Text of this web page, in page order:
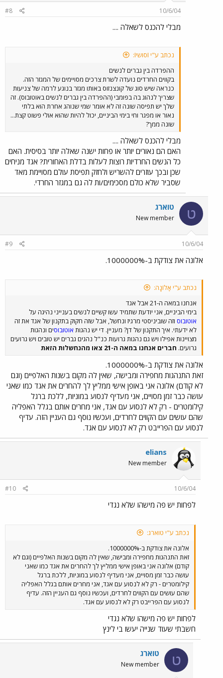
10/6/04
#8
מבלי להכנס לשאלה ....
נכתב ע"י IסושיI:
ההפרדה בין גברים לנשים
בקווים החרדים נועדה לשרת צרכים מסויימים של המגזר הזה.
כנראה שיש סוג של קונצנזוס באותו מגזר בנוגע לרמה של צניעות
שצריך לנהוג בה בפומבי (ההפרדה בין גברים לנשים באוטובוס). זה
שלך יש תפיסה שונה זה לא אומר שמי שנוהג אחרת הוא בלתי
נאור או מפגר וחי בימי הביניים, יכול להיות שהוא אולי פשוט קצת...
שונה ממך?
מבלי להכנס לשאלה ....
האם הם נאורים יותר או פחות ישנה שאלה יותר בסיסית. האם
כל הנשים החרדיות רוצות לעלות בדלת האחורית? אגד מניחים
שכן ובכך עוזרים להשריש ולחזק תפיסת עולם מסויימת מאד
שסביר שלא כולם מסכימים/ות לה גם במגזר החרדי.
ט טוארג
New member
10/6/04
#9
אלונה את צודקת ב-1000000%.
נכתב ע"י אָלוֹנָה:
אנחנו במאה ה-21 אבל אגד
בימי הביניים, אני יודעת שתמיד עשו קשיים לנשים בענייני נהיגה על
אוטובוס וזה שוביניסטי מרגיז ונחשל, אבל שזה חקוק בתקנון של אגד את זה
לא ידעתי. איך התקנון של דן? מעניין. די יש נהגות אוטובוסים ונהגות
מצויינות אפילו ויש גם נהגות גרועות כנ"ל נהגים גברים יש טובים ויש גרועים
גרועים. חברים אנחנו במאה ה-21 צאו מהנחשלות הזאת
אלונה את צודקת ב-1000000%.
זאת התנהגות מחפירה ומבישה, שאין לה מקום בשנות האלפיים (וגם
לא קודם) אלונה אני באופן אישי ממליץ לך להחרים את אגד כמו שאני
עושה כבר זמן מסויים, אני מעדיף לנסוע במוניות, ללכת ברגל
קילומטרים - רק לא לנסוע עם אגד, אני מחרים אותם בגלל האפליה
שהם עושים עם הקווים לחרדים, ועכשיו נוסף גם העניין הזה. עדיף
לנסוע עם הפרייבט רק לא לנסוע עם אגד.
elians
New member
10/6/04
#10
לפחות יש פה מישהו שלא נגדי
נכתב ע"י טוארג:
אלונה את צודקת ב-1000000%.
זאת התנהגות מחפירה ומבישה, שאין לה מקום בשנות האלפיים (וגם לא
קודם) אלונה אני באופן אישי ממליץ לך להחרים את אגד כמו שאני
עושה כבר זמן מסויים, אני מעדיף לנסוע במוניות, ללכת ברגל
קילומטרים - רק לא לנסוע עם אגד, אני מחרים אותם בגלל האפליה
שהם עושים עם הקווים לחרדים, ועכשיו נוסף גם העניין הזה. עדיף
לנסוע עם הפרייבט רק לא לנסוע עם אגד.
לפחות יש פה מישהו שלא נגדי
חשבתי שעוד שנייה יעשו בי לינץ
ט טוארג
New member